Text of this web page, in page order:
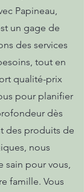
Papineau,
un gage de
des services
tout en
qualité-prix
pour planifier
dès
des produits de
nous
sain pour vous,
famille. Vous